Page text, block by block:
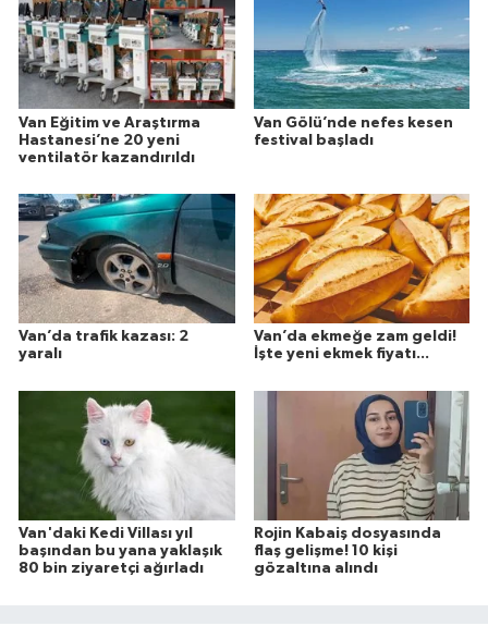
Van Eğitim ve Araştırma
Hastanesi’ne 20 yeni
ventilatör kazandırıldı
Van Gölü’nde nefes kesen
festival başladı
Van’da trafik kazası: 2
yaralı
Van’da ekmeğe zam geldi!
İşte yeni ekmek fiyatı...
Van'daki Kedi Villası yıl
başından bu yana yaklaşık
80 bin ziyaretçi ağırladı
Rojin Kabaiş dosyasında
flaş gelişme! 10 kişi
gözaltına alındı